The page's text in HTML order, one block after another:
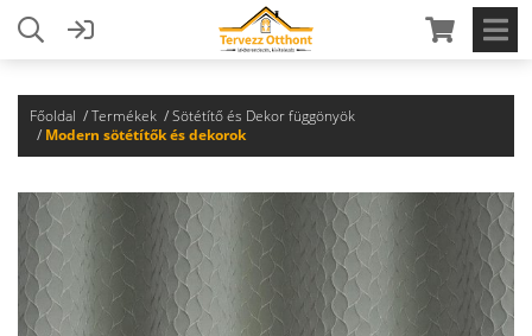
Főoldal Termékek
Sötétítő és Dekor függönyök
Modern sötétítők és dekorok